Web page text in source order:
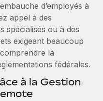
sur les RH à
présélection des
de partenariat
assistées par
talents d’employés à
appel à des
spécialisés ou à des
exigeant beaucoup
la
fédérales.
à la Gestion